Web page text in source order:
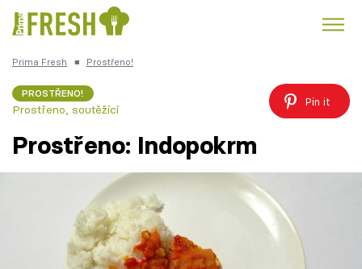
Česká kuchyně
Témata
Recepty
Prima Fresh ■ Prostřeno!
PROSTŘENO!
Prostřeno, soutěžící
Pin it
Prostřeno: Indopokrm